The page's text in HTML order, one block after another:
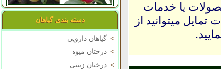
دسته بندی گیاهان
> گیاهان دارویی
> درختان میوه
> درختان زینتی
یا خدمات
میتوانید از